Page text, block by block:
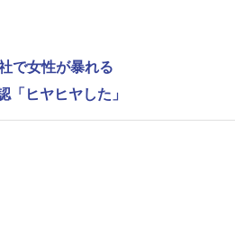
で女性が暴れる
ヒヤヒヤした」